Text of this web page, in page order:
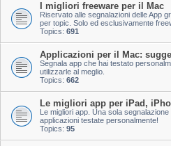
I migliori freeware per il Mac
Riservato alle segnalazioni delle App
per topic. Solo ed esclusivamente
Topics: 691
Applicazioni per il Mac:
Segnala app che hai testato
utilizzarle al meglio.
Topics: 662
Le migliori app per iPad,
Le migliori app. Una sola
applicazioni testate personalmente!
Topics: 95